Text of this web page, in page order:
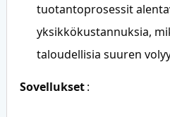
tuotantoprosessit
yksikkökustannuksia,
taloudellisia suuren
Sovellukset: